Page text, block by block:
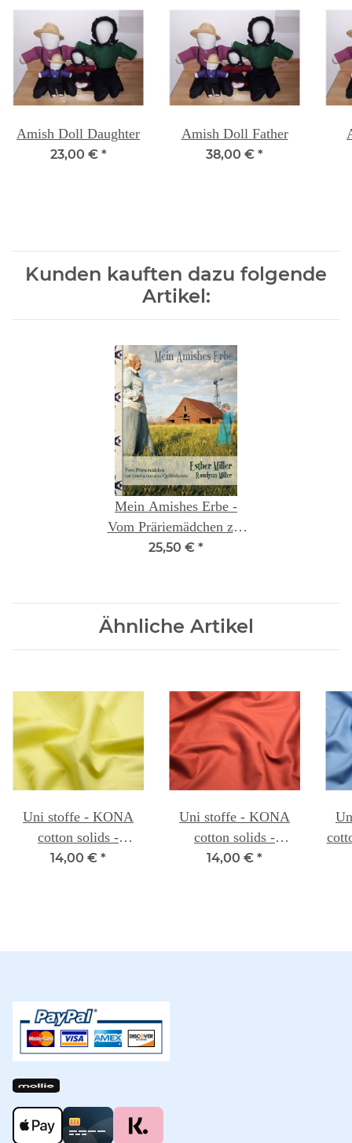
Amish Doll Daughter
23,00 € *
Amish Doll Father
38,00 € *
Kunden kauften dazu folgende
Artikel:
Mein Amishes Erbe -
Vom Präriemädchen zur
internationalen
25,50 € *
Ähnliche Artikel
Uni stoffe - KONA
cotton solids -
BUTTERCUP 003
14,00 € *
Uni stoffe - KONA
cotton solids -
CINNAMON 040
14,00 € *